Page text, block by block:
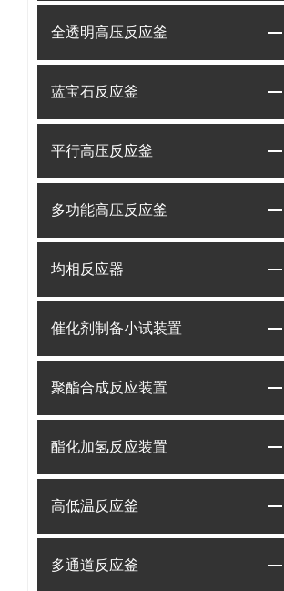
全透明高压反应釜
蓝宝石反应釜
平行高压反应釜
多功能高压反应釜
均相反应器
催化剂制备小试装置
聚酯合成反应装置
酯化加氢反应装置
高低温反应釜
多通道反应釜